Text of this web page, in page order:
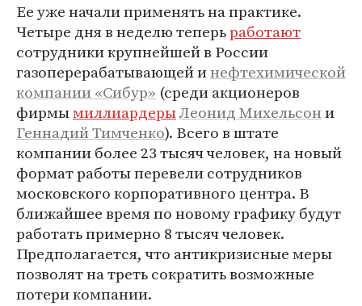
Ее уже начали применять на практике.
Четыре дня в неделю теперьработают
сотрудники крупнейшей в России
газоперерабатывающей инефтехимической
компании «Сибур» (среди акционеров
фирмымиллиардерыЛеонид Михельсони
Геннадий Тимченко). Всего в штате
компании более 23 тысяч человек, на новый
формат работы перевели сотрудников
московского корпоративного центра. В
ближайшее время по новому графику будут
работать примерно 8 тысяч человек.
Предполагается, что антикризисные меры
позволят на треть сократить возможные
потери компании.